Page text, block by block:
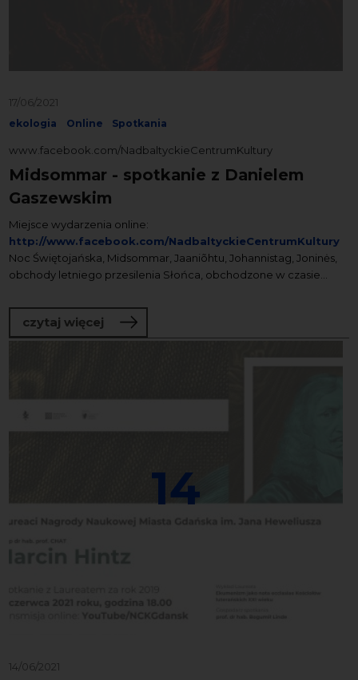
17/06/2021
ekologia Online Spotkania
www.facebook.com/NadbaltyckieCentrumKultury
Midsommar - spotkanie z Danielem
Gaszewskim
Miejsce wydarzenia online:
http://www.facebook.com/NadbaltyckieCentrumKultury
Noc Świętojańska, Midsommar, Jaaniõhtu, Johannistag, Joninės,
obchody letniego przesilenia Słońca, obchodzone w czasie...
czytaj więcej o Midsommar - spotkanie z Danielem
14
14/06/2021